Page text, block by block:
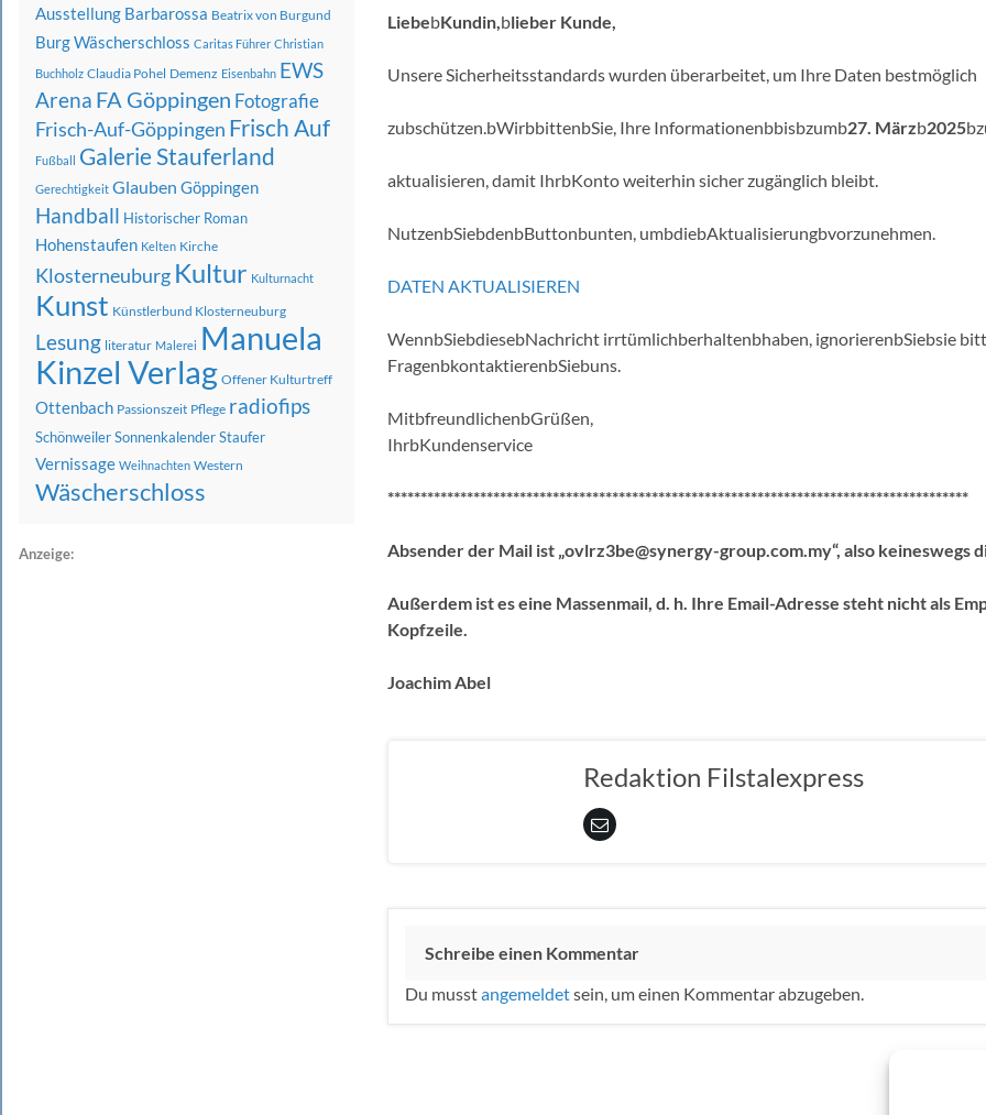
LiebebKundin,blieber Kunde,
Unsere Sicherheitsstandards wurden überarbeitet, um Ihre Daten bestmöglich
zubschützen.bWirbbittenbSie, Ihre Informationenbbisbzumb27. Märzb2025
aktualisieren, damit IhrbKonto weiterhin sicher zugänglich bleibt.
NutzenbSiebdenbButtonbunten, umbdiebAktualisierungbvorzunehmen.
DATEN AKTUALISIEREN
WennbSiebdiesebNachricht irrtümlichberhaltenbhaben, ignorierenbSiebsie
FragenbkontaktierenbSiebuns.
MitbfreundlichenbGrüßen,
IhrbKundenservice
****************************************************************************************
Absender der Mail ist „ovlrz3be@synergy-group.com.my“, also keineswegs
Außerdem ist es eine Massenmail, d. h. Ihre Email-Adresse steht nicht als
Kopfzeile.
Joachim Abel
Redaktion Filstalexpress
Schreibe einen Kommentar
Du musstangemeldetsein, um einen Kommentar abzugeben.
Ausstellung Barbarossa Beatrix von Burgund
Burg Wäscherschloss Caritas Führer Christian
Buchholz Claudia Pohel Demenz Eisenbahn EWS
Arena FA Göppingen Fotografie
Frisch-Auf-Göppingen Frisch Auf
Fußball Galerie Stauferland
Gerechtigkeit Glauben Göppingen
Handball Historischer Roman
Hohenstaufen Kelten Kirche
Klosterneuburg Kultur Kulturnacht
Kunst Künstlerbund Klosterneuburg
Lesung literatur Malerei Manuela
Kinzel Verlag Offener Kulturtreff
Ottenbach Passionszeit Pflege radiofips
SchönweilerSonnenkalenderStaufer
Vernissage Weihnachten Western
Wäscherschloss
Anzeige: